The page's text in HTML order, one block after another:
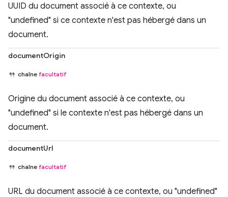
UUID du document associé à ce contexte, ou
"undefined" si ce contexte n'est pas hébergé dans un
document.
documentOrigin
chaîne facultatif
Origine du document associé à ce contexte, ou
"undefined" si le contexte n'est pas hébergé dans un
document.
documentUrl
chaîne facultatif
URL du document associé à ce contexte, ou "undefined"